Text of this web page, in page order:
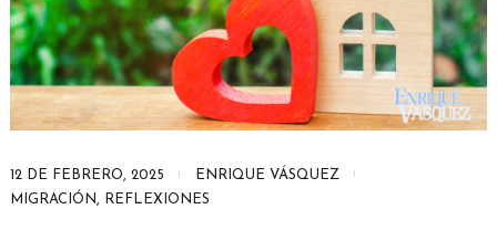
12 DE FEBRERO, 2025
ENRIQUE VÁSQUEZ
MIGRACIÓN
REFLEXIONES